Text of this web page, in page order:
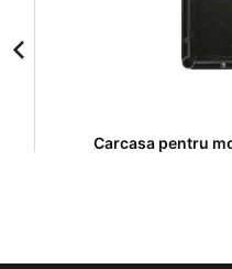
Carcasa pentru